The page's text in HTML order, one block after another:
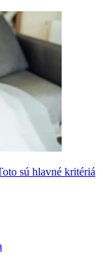
sú hlavné kritériá